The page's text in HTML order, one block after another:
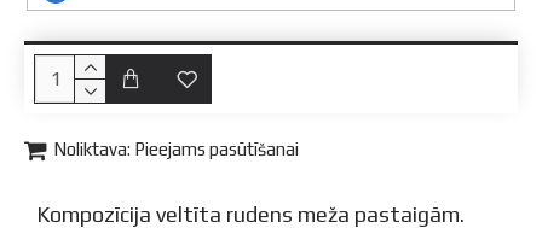
Noliktava: Pieejams pasūtīšanai
Kompozīcija veltīta rudens meža pastaigām.